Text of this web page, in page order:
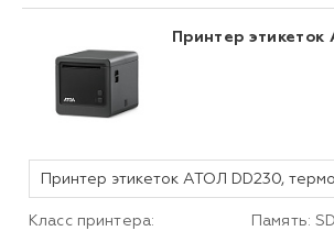
Принтер
Класс принтера:
Память: